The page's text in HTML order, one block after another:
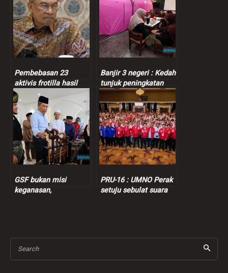
Pembebasan 23
aktivis frotilla hasil
strategi Anwar,
kebijaksanaan
diplomasi Malaysia
Banjir 3 negeri : Kedah
tunjuk peningkatan
jumlah mangsa, Perak,
Johor tak berubah
GSF bukan misi
keganasan,
PRU-16 : UMNO Perak
setuju sebulat suara
Search